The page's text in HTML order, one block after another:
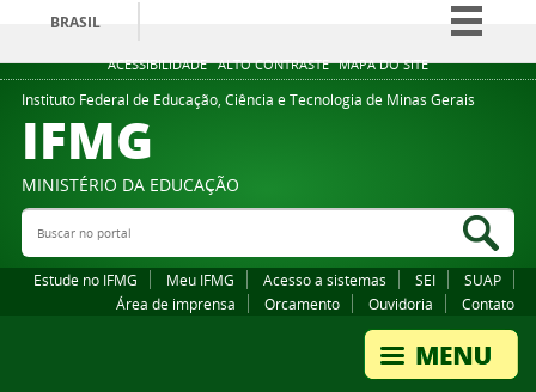
ACESSIBILIDADE ALTO CONTRASTE MAPA DO SITE
BRASIL
Simplifique!
Comunica BR
Legislação
Instituto Federal de Educação, Ciência e Tecnologia de Minas Gerais
IFMG
MINISTÉRIO DA EDUCAÇÃO
Buscar no portal
Estude no IFMG Meu IFMG Acesso a sistemas SEI
SUAP
Área de imprensa
Orcamento Ouvidoria Contato